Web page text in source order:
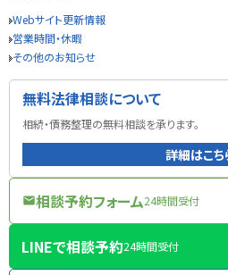
Webサイト更新情報
営業時間・休暇
その他のお知らせ
無料法律相談について
相続・債務整理の無料相談を承ります。
詳細はこち
mail相談予約フォーム24時間受付
LINEで相談予約24時間受付